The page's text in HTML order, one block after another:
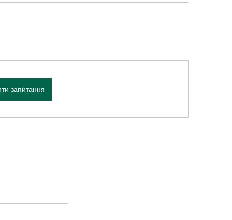
запитання